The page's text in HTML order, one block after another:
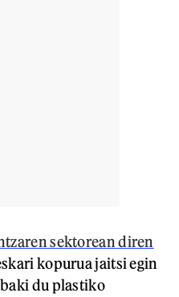
sektorean diren
kopurua jaitsi egin
du plastiko